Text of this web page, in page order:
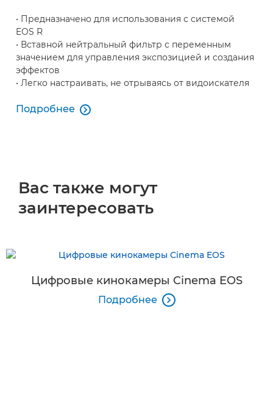
• Предназначено для использования с системой
EOS R
• Вставной нейтральный фильтр с переменным
значением для управления экспозицией и создания
эффектов
• Легко настраивать, не отрываясь от видоискателя
Подробнее
Подробнее

Вас также могут
заинтересовать
Цифровые кинокамеры Cinema EOS
Подробнее 